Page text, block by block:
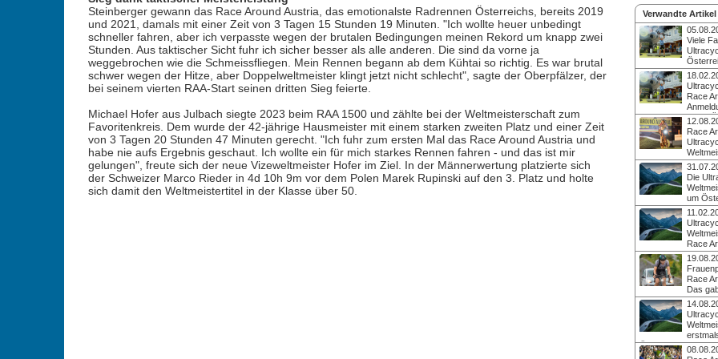
Verwandte Artikel
Viele
Von 10. bis 16.
Ultracycling-Welt
Attergau: Im
Around Austria wird
die WUCA
ausgetragen.
beleuchtet die
bei Gravel Around
Premiere mit dabei.
Race
Nach 2025 richtet
emotionalstes
die WUCA World
Damit werden von
2026 die
Rahmen der
Extremdistanz rund
vergeben. Weiters
und neue 50+ Age
Race
gestartet
Am 11. August 2025
gingen die ersten
der Startrampe in
Attergau ins
Umfahrung
Uhrzeigersinn -
WM in Österreich -
weniger als 2.200
30.000 Höhenmeter
Die
um
näher
Am 11. August 2025
Georgen im
Race Around
Ultracycling-
Österreich. Beim
Radrennen
starkes
Race
Anmeldestart
Im Zuge der
entlang seiner
bis 17. August
WUCA World
Samstag, den 15.
das Anmeldeportal
des RAA.
beim RAA200 im
Race
Das
jährigen
Ultraradrennens
noch nie: Die
den Lang-
Kilometer langen
Elena Roch gleich
Österreich wird in
und 2026 zum
Steinberger gewann das Race Around Austria, das emotionalste Radrennen Österreichs, bereits 2019
und 2021, damals mit einer Zeit von 3 Tagen 15 Stunden 19 Minuten. "Ich wollte heuer unbedingt
schneller fahren, aber ich verpasste wegen der brutalen Bedingungen meinen Rekord um knapp zwei
Stunden. Aus taktischer Sicht fuhr ich sicher besser als alle anderen. Die sind da vorne ja
weggebrochen wie die Schmeissfliegen. Mein Rennen begann ab dem Kühtai so richtig. Es war brutal
schwer wegen der Hitze, aber Doppelweltmeister klingt jetzt nicht schlecht", sagte der Oberpfälzer, der
bei seinem vierten RAA-Start seinen dritten Sieg feierte.
Michael Hofer aus Julbach siegte 2023 beim RAA 1500 und zählte bei der Weltmeisterschaft zum
Favoritenkreis. Dem wurde der 42-jährige Hausmeister mit einem starken zweiten Platz und einer Zeit
von 3 Tagen 20 Stunden 47 Minuten gerecht. "Ich fuhr zum ersten Mal das Race Around Austria und
habe nie aufs Ergebnis geschaut. Ich wollte ein für mich starkes Rennen fahren - und das ist mir
gelungen", freute sich der neue Vizeweltmeister Hofer im Ziel. In der Männerwertung platzierte sich
der Schweizer Marco Rieder in 4d 10h 9m vor dem Polen Marek Rupinski auf den 3. Platz und holte
sich damit den Weltmeistertitel in der Klasse über 50.